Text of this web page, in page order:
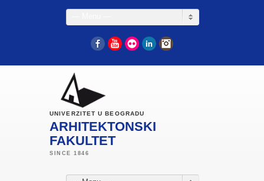
FacebookYouTube
Flickr LinkedIn
UNIVERZITET U BEOGRADU
ARHITEKTONSKI
FAKULTET